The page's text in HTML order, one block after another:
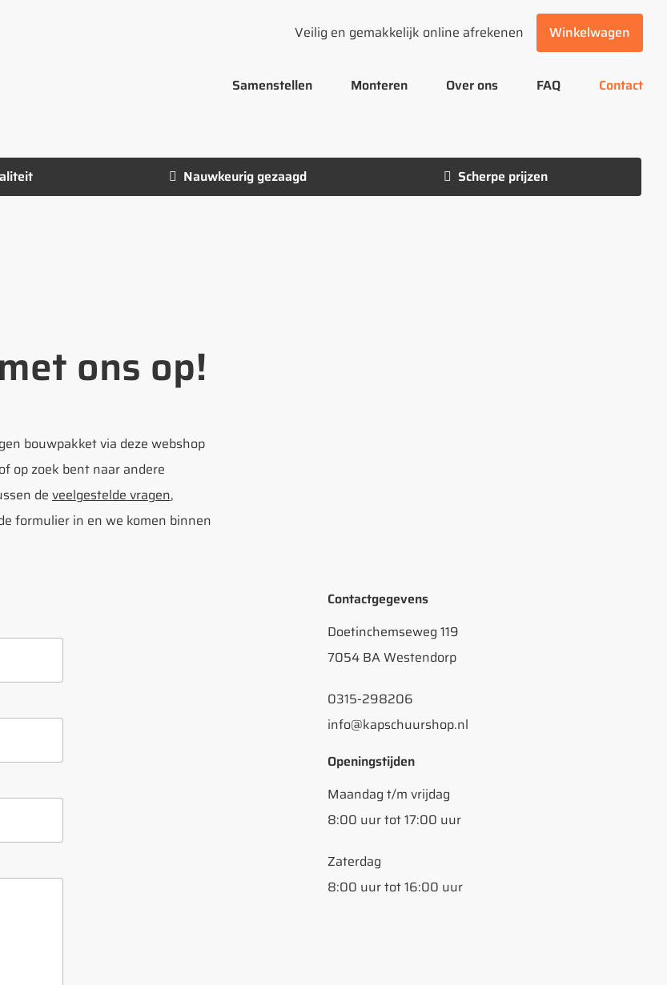
Veilig en gemakkelijk online afrekenen Winkelwagen
Samenstellen Monteren Over ons FAQ Contact
Nauwkeurig gezaagd Scherpe prijzen
ons op!
bouwpakket via deze webshop
op zoek bent naar andere
de veelgestelde vragen,
formulier in en we komen binnen
Contactgegevens
Doetinchemseweg 119
7054 BA Westendorp
0315-298206
info@kapschuurshop.nl
Openingstijden
Maandag t/m vrijdag
8:00 uur tot 17:00 uur
Zaterdag
8:00 uur tot 16:00 uur